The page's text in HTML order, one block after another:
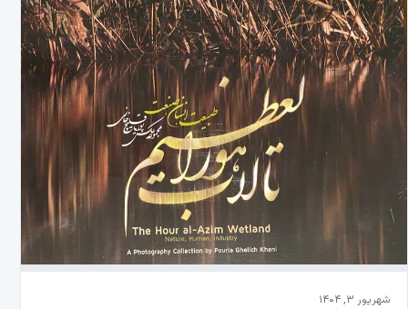
شهریور ۳, ۱۴۰۴